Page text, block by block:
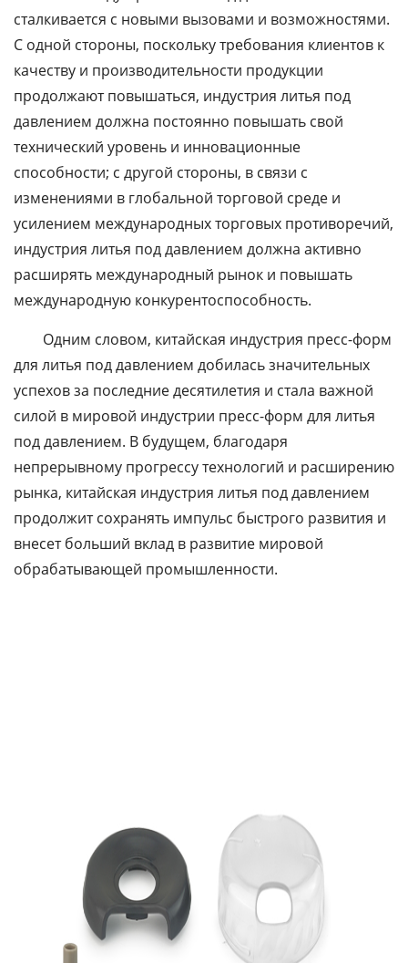
сталкивается с новыми вызовами и возможностями.
С одной стороны, поскольку требования клиентов к
качеству и производительности продукции
продолжают повышаться, индустрия литья под
давлением должна постоянно повышать свой
технический уровень и инновационные
способности; с другой стороны, в связи с
изменениями в глобальной торговой среде и
усилением международных торговых противоречий,
индустрия литья под давлением должна активно
расширять международный рынок и повышать
международную конкурентоспособность.
Одним словом, китайская индустрия пресс-форм
для литья под давлением добилась значительных
успехов за последние десятилетия и стала важной
силой в мировой индустрии пресс-форм для литья
под давлением. В будущем, благодаря
непрерывному прогрессу технологий и расширению
рынка, китайская индустрия литья под давлением
продолжит сохранять импульс быстрого развития и
внесет больший вклад в развитие мировой
обрабатывающей промышленности.